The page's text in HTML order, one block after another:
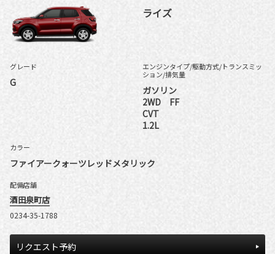
ライズ
グレード
G
エンジンタイプ/駆動方式/トランスミッ
ション/排気量
ガソリン
2WD FF
CVT
1.2L
カラー
ファイアークォーツレッドメタリック
配備店舗
酒田泉町店
0234-35-1788
リクエスト予約